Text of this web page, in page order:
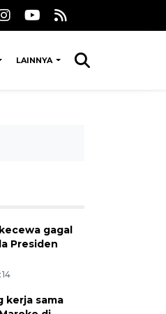
LAINNYA
gagal
Presiden
kerja sama